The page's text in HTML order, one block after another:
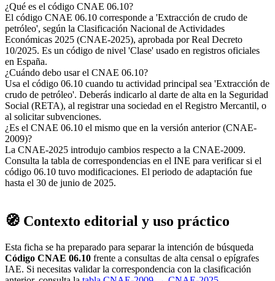
¿Qué es el código CNAE 06.10?
El código CNAE 06.10 corresponde a 'Extracción de crudo de
petróleo', según la Clasificación Nacional de Actividades
Económicas 2025 (CNAE-2025), aprobada por Real Decreto
10/2025. Es un código de nivel 'Clase' usado en registros oficiales
en España.
¿Cuándo debo usar el CNAE 06.10?
Usa el código 06.10 cuando tu actividad principal sea 'Extracción de
crudo de petróleo'. Deberás indicarlo al darte de alta en la Seguridad
Social (RETA), al registrar una sociedad en el Registro Mercantil, o
al solicitar subvenciones.
¿Es el CNAE 06.10 el mismo que en la versión anterior (CNAE-
2009)?
La CNAE-2025 introdujo cambios respecto a la CNAE-2009.
Consulta la tabla de correspondencias en el INE para verificar si el
código 06.10 tuvo modificaciones. El periodo de adaptación fue
hasta el 30 de junio de 2025.
🧭 Contexto editorial y uso práctico
Esta ficha se ha preparado para separar la intención de búsqueda
Código CNAE 06.10 frente a consultas de alta censal o epígrafes
IAE. Si necesitas validar la correspondencia con la clasificación